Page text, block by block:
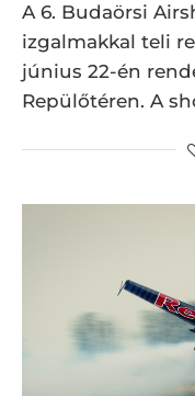
A 6. Budaörsi
izgalmakkal teli
június 22-én
Repülőtéren. A